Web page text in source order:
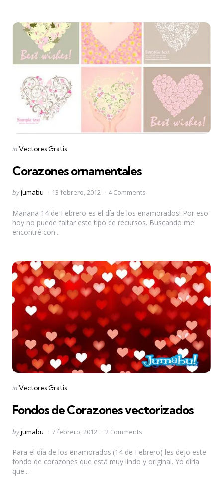
Categories
Posted
inVectores Gratis
Corazones ornamentales
Posted
byjumabu 13 febrero, 2012 4 Comments
Mañana 14 de Febrero es el día de los enamorados! Por eso
hoy no puede faltar este tipo de recursos. Buscando me
encontré con...
Categories
Posted
inVectores Gratis
Fondos de Corazones vectorizados
Posted
byjumabu 7 febrero, 2012 2 Comments
Para el día de los enamorados (14 de Febrero) les dejo este
fondo de corazones que está muy lindo y original. Yo diría
que...